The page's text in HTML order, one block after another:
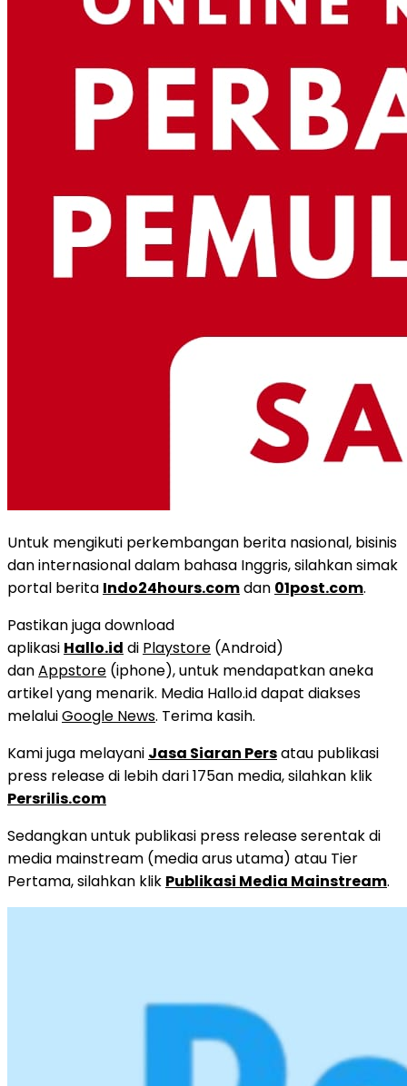
Untuk mengikuti perkembangan berita nasional, bisinis
dan internasional dalam bahasa Inggris, silahkan simak
portal berita Indo24hours.comdan 01post.com.
Pastikan juga download
aplikasi Hallo.id di Playstore (Android)
danAppstore (iphone), untuk mendapatkan aneka
artikel yang menarik. Media Hallo.id dapat diakses
melaluiGoogle News. Terima kasih.
Kami juga melayani Jasa Siaran Persatau publikasi
press release di lebih dari 175an media, silahkan klik
Persrilis.com
Sedangkan untuk publikasi press release serentak di
media mainstream (media arus utama) atau Tier
Pertama, silahkan klik Publikasi Media Mainstream.